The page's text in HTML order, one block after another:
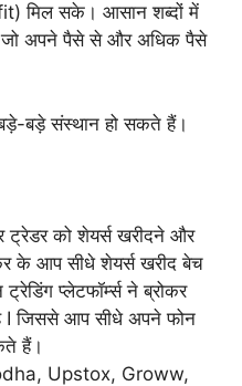
मिल सके। आसान शब्दों में
जो अपने पैसे से और अधिक पैसे
बड़े संस्थान हो सकते हैं।
को शेयर्स खरीदने और
के आप सीधे शेयर्स खरीद बेच
प्लेटफॉर्म्स ने ब्रोकर
I जिससे आप सीधे अपने फोन
हैं।
Upstox, Groww,